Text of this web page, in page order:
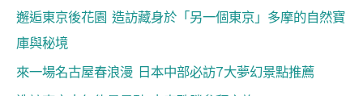
邂逅東京後花園 造訪藏身於「另一個東京」多摩的自然寶
庫與秘境
來一場名古屋春浪漫 日本中部必訪7大夢幻景點推薦